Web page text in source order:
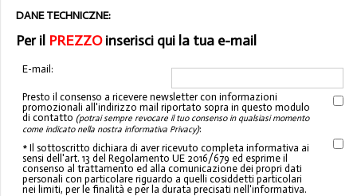
DANE TECHNICZNE:
Per il PREZZOinserisci qui la tua e-mail
E-mail:
Presto il consenso a ricevere newsletter con informazioni
promozionali all'indirizzo mail riportato sopra in questo modulo
di contatto (potrai sempre revocare il tuo consenso in qualsiasi momento
come indicato nella nostra informativa Privacy):
* Il sottoscritto dichiara di aver ricevuto completa informativa ai
sensi dell'art. 13 del Regolamento UE 2016/679 ed esprime il
consenso al trattamento ed alla comunicazione dei propri dati
personali con particolare riguardo a quelli cosiddetti particolari
nei limiti, per le finalità e per la durata precisati nell'informativa.